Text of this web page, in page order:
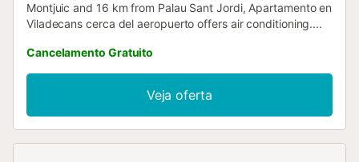
Montjuic and 16 km from Palau Sant Jordi, Apartamento en
Viladecans cerca del aeropuerto offers air conditioning....
Cancelamento Gratuito
Veja oferta